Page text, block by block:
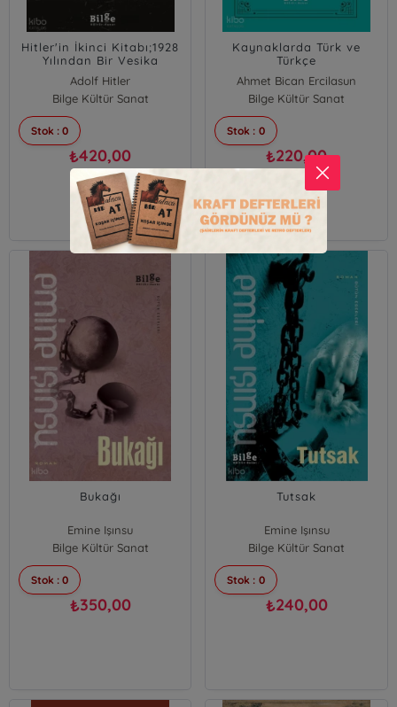
Hitler'in İkinci Kitabı;1928
Yılından Bir Vesika
Adolf Hitler
Ali Korhan Mürselin
Bilge Kültür Sanat
Stok : 0
₺420,00
Kaynaklarda Türk ve
Türkçe
Ahmet Bican Ercilasun
Bilge Kültür Sanat
Stok : 0
₺220,00
Bukağı
Emine Işınsu
Bilge Kültür Sanat
Stok : 0
₺350,00
Tutsak
Emine Işınsu
Bilge Kültür Sanat
Stok : 0
₺240,00